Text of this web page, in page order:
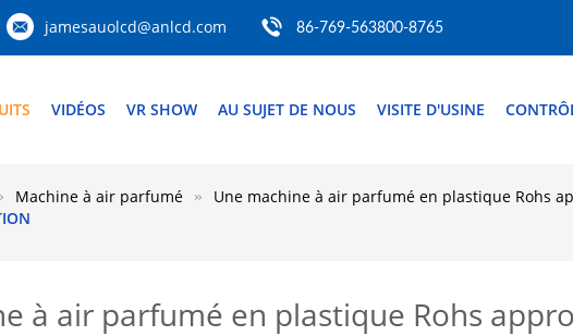
jamesauolcd@anlcd.com 86-769-563800-8765
VIDÉOS VR SHOW AU SUJET DE NOUS VISITE D'USINE
Machine à air parfumé Une machine à air parfumé en plastique Rohs
à air parfumé en plastique Rohs